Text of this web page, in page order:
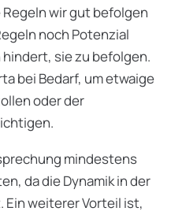
wir gut befolgen
noch Potenzial
hindert, sie zu befolgen.
bei Bedarf, um etwaige
oder der
mindestens
da die Dynamik in der
weiterer Vorteil ist,